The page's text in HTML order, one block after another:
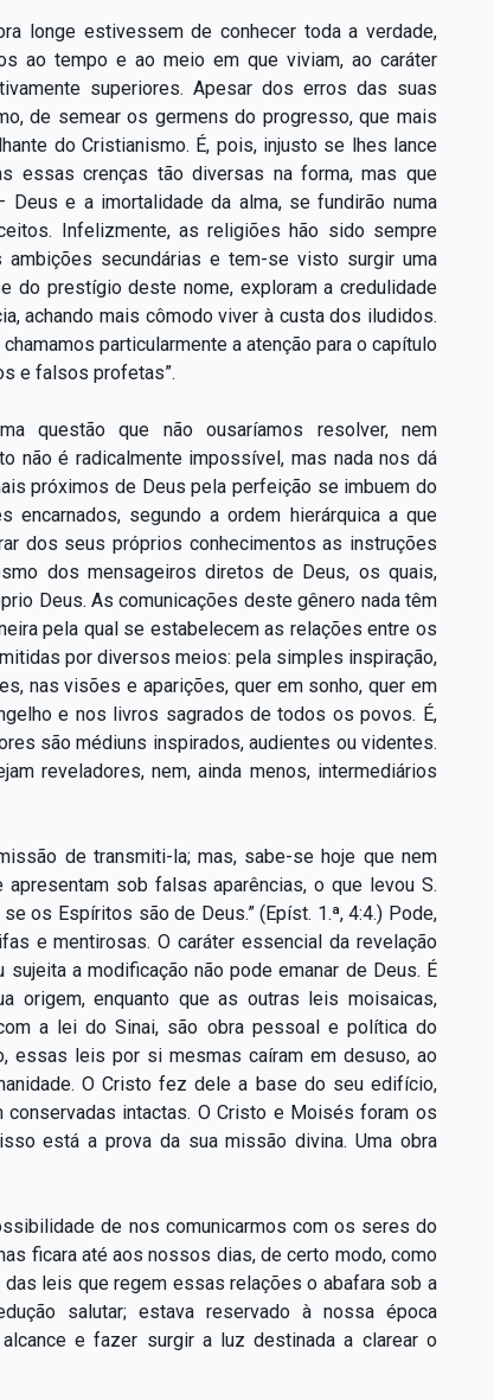
longe estivessem de conhecer toda a verdade,
ao tempo e ao meio em que viviam, ao caráter
superiores. Apesar dos erros das suas
de semear os germens do progresso, que mais
do Cristianismo. É, pois, injusto se lhes lance
essas crenças tão diversas na forma, mas que
e a imortalidade da alma, se fundirão numa
Infelizmente, as religiões hão sido sempre
secundárias e tem-se visto surgir uma
do prestígio deste nome, exploram a credulidade
achando mais cômodo viver à custa dos iludidos.
particularmente a atenção para o capítulo
e falsos profetas”.
questão que não ousaríamos resolver, nem
não é radicalmente impossível, mas nada nos dá
próximos de Deus pela perfeição se imbuem do
encarnados, segundo a ordem hierárquica a que
dos seus próprios conhecimentos as instruções
dos mensageiros diretos de Deus, os quais,
Deus. As comunicações deste gênero nada têm
pela qual se estabelecem as relações entre os
por diversos meios: pela simples inspiração,
nas visões e aparições, quer em sonho, quer em
e nos livros sagrados de todos os povos. É,
são médiuns inspirados, audientes ou videntes.
reveladores, nem, ainda menos, intermediários
de transmiti-la; mas, sabe-se hoje que nem
sob falsas aparências, o que levou S.
os Espíritos são de Deus.” (Epíst. 1.ª, 4:4.) Pode,
e mentirosas. O caráter essencial da revelação
a modificação não pode emanar de Deus. É
enquanto que as outras leis moisaicas,
a lei do Sinai, são obra pessoal e política do
essas leis por si mesmas caíram em desuso, ao
O Cristo fez dele a base do seu edifício,
intactas. O Cristo e Moisés foram os
está a prova da sua missão divina. Uma obra
de nos comunicarmos com os seres do
ficara até aos nossos dias, de certo modo, como
leis que regem essas relações o abafara sob a
salutar; estava reservado à nossa época
e fazer surgir a luz destinada a clarear o